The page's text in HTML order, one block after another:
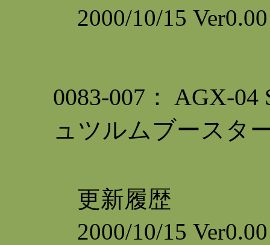
2000/10/15
0083-007： AGX-
ュツルムブースタ
更新履歴
2000/10/15